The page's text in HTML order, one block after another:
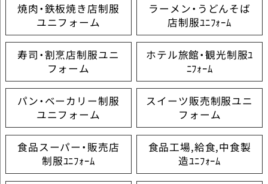
焼肉・鉄板焼き店制服
ユニフォーム
ラーメン・うどんそば
店制服ﾕﾆﾌｫｰﾑ
寿司・割烹店制服ユニ
フォーム
ホテル旅館・観光制服ﾕ
ﾆﾌｫｰﾑ
パン・ベーカリー制服
ユニフォーム
スイーツ販売制服ユニ
フォーム
食品スーパー・販売店
制服ﾕﾆﾌｫｰﾑ
食品工場,給食,中食製
造ﾕﾆﾌｫｰﾑ